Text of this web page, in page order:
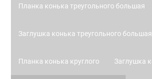
Планка конька треугольного большая
Заглушка конька треугольного большая
Планка конька круглого Заглушка